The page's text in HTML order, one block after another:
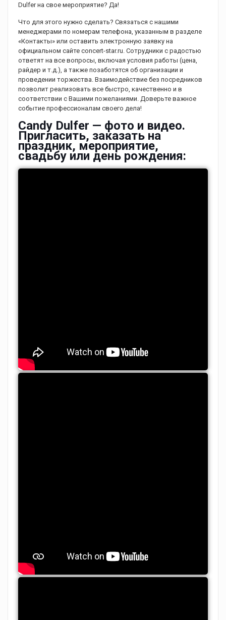
Dulfer на свое мероприятие? Да!
Что для этого нужно сделать? Связаться с нашими
менеджерами по номерам телефона, указанным в разделе
«Контакты» или оставить электронную заявку на
официальном сайте concert-star.ru. Сотрудники с радостью
ответят на все вопросы, включая условия работы (цена,
райдер и т.д.), а также позаботятся об организации и
проведении торжества. Взаимодействие без посредников
позволит реализовать все быстро, качественно и в
соответствии с Вашими пожеланиями. Доверьте важное
событие профессионалам своего дела!
Candy Dulfer — фото и видео.
Пригласить, заказать на
праздник, мероприятие,
свадьбу или день рождения: